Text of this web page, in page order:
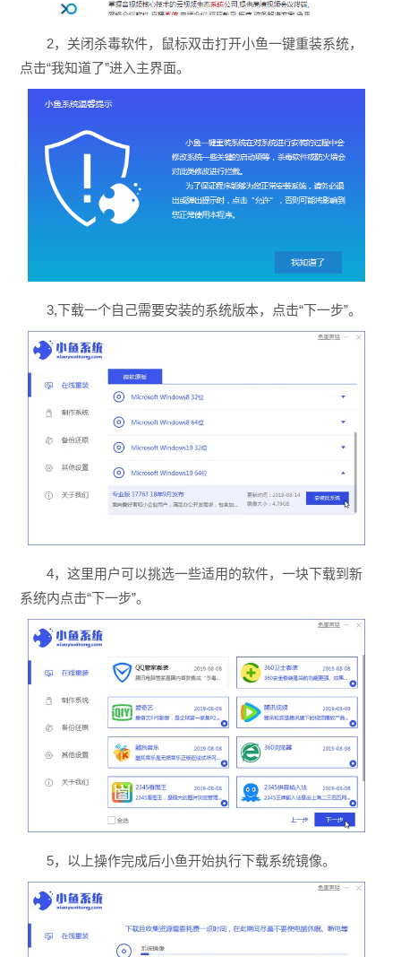
2，关闭杀毒软件，鼠标双击打开小鱼一键重装系统，
点击“我知道了”进入主界面。
3,下载一个自己需要安装的系统版本，点击“下一步”。
4，这里用户可以挑选一些适用的软件，一块下载到新
系统内点击“下一步”。
5，以上操作完成后小鱼开始执行下载系统镜像。